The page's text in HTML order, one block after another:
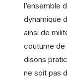
l’ensemble
dynamique
ainsi de
coutume de
disons
ne soit pas